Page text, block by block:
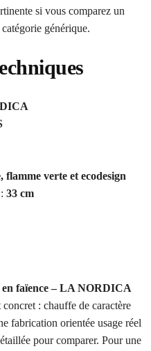
si vous comparez un
générique.
flamme verte et ecodesign
33 cm
en faïence – LA NORDICA
: chauffe de caractère
fabrication orientée usage réel
pour comparer. Pour une